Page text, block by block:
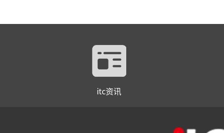
itc资讯